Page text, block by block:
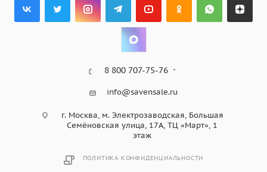
8 800 707-75-76
info@savensale.ru
г. Москва, м. Электрозаводская, Большая
Семёновская улица, 17А, ТЦ «Март», 1
этаж
ПОЛИТИКА КОНФИДЕНЦИАЛЬНОСТИ